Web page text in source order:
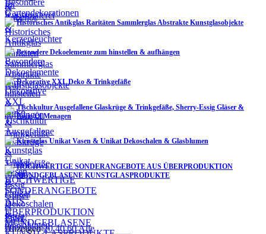
Historisches Antikglas Raritäten Sammlerglas Abstrakte Kunstglasobjekte
Besondere Dekoelemente zum hinstellen & aufhängen
Dekorative XXL Deko & Trinkgefäße
Tischkultur Ausgefallene Glaskrüge & Trinkgefäße, Sherry-Essig Gläser &
Essig/Öl Menagen
Kunstglas Unikat Vasen & Unikat Dekoschalen & Glasblumen
HOCHWERTIGE SONDERANGEBOTE AUS ÜBERPRODUKTION
MUNDGEBLASENE KUNSTGLASPRODUKTE
Filter
Anzeigen204060Alle